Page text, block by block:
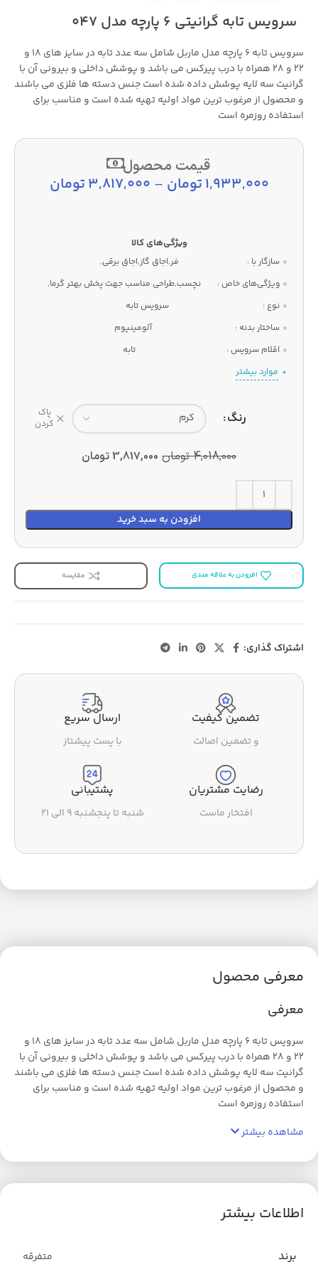
سرویس تابه گرانیتی ۶ پارچه مدل ۰۴۷
سرویس تابه ۶ پارچه مدل ماربل شامل سه عدد تابه در سایز های ۱۸ و
۲۲ و ۲۸ همراه با درب پیرکس می باشد و پوشش داخلی و بیرونی آن با
گرانیت سه لایه پوشش داده شده است جنس دسته ها فلزی می باشند
و محصول از مرغوب ترین مواد اولیه تهیه شده است و مناسب برای
استفاده روزمره است
قیمت محصول
1,933,000تومان –
3,817,000تومان
سازگار با :
فر,اجاق گاز,اجاق برقی,
ویژگی‌های خاص :
نچسب,طراحی مناسب جهت پخش بهتر گرما,
نوع :
سرویس تابه
ساختار بدنه :
آلومینیوم
اقلام سرویس :
تابه
موارد بیشتر
رنگ
پاک
کردن
4,018,000 تومان 3,817,000تومان
افزودن به سبد خرید
افزودن به علاقه مندی مقایسه
اشتراک گذاری:
تضمین کیفیت
و تضمین اصالت
ارسال سریع
با پست پیشتاز
رضایت مشتریان
افتخار ماست
پشتیبانی
شنبه تا پنجشنبه ۹ الی ۲۱
معرفی محصول
معرفی
سرویس تابه ۶ پارچه مدل ماربل شامل سه عدد تابه در سایز های ۱۸ و
۲۲ و ۲۸ همراه با درب پیرکس می باشد و پوشش داخلی و بیرونی آن با
گرانیت سه لایه پوشش داده شده است جنس دسته ها فلزی می باشند
و محصول از مرغوب ترین مواد اولیه تهیه شده است و مناسب برای
استفاده روزمره است
مشاهده بیشتر
اطلاعات بیشتر
برند متفرقه